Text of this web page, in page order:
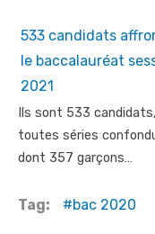
533 candidats
le baccalauréat
2021
Ils sont 533 candidats,
toutes séries
dont 357 garçons…
Tag: bac 2020